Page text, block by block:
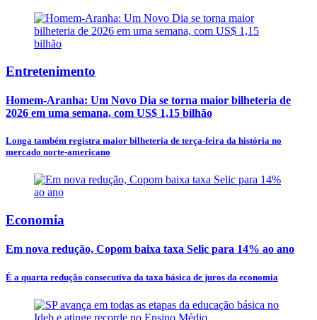
Entretenimento
Homem-Aranha: Um Novo Dia se torna maior bilheteria de
2026 em uma semana, com US$ 1,15 bilhão
Longa também registra maior bilheteria de terça-feira da história no
mercado norte-americano
Economia
Em nova redução, Copom baixa taxa Selic para 14% ao ano
É a quarta redução consecutiva da taxa básica de juros da economia